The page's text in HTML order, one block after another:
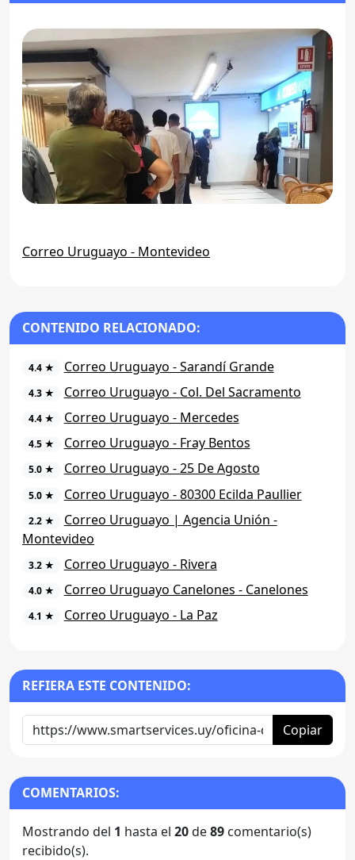
Correo Uruguayo - Montevideo
CONTENIDO RELACIONADO:
4.4 ★ Correo Uruguayo - Sarandí Grande
4.3 ★ Correo Uruguayo - Col. Del Sacramento
4.4 ★ Correo Uruguayo - Mercedes
4.5 ★ Correo Uruguayo - Fray Bentos
5.0 ★ Correo Uruguayo - 25 De Agosto
5.0 ★ Correo Uruguayo - 80300 Ecilda Paullier
2.2 ★
Correo Uruguayo | Agencia Unión -
Montevideo
3.2 ★ Correo Uruguayo - Rivera
4.0 ★ Correo Uruguayo Canelones - Canelones
4.1 ★ Correo Uruguayo - La Paz
REFIERA ESTE CONTENIDO:
Copiar
COMENTARIOS:
Mostrando del 1 hasta el 20de89 comentario(s)
recibido(s).